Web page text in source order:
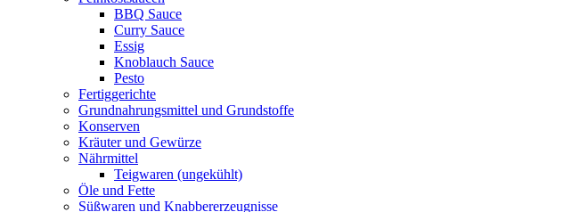
BBQ Sauce
Curry Sauce
Essig
Knoblauch Sauce
Pesto
Fertiggerichte
Grundnahrungsmittel und Grundstoffe
Konserven
Kräuter und Gewürze
Nährmittel
Teigwaren (ungekühlt)
Öle und Fette
Süßwaren und Knabbererzeugnisse